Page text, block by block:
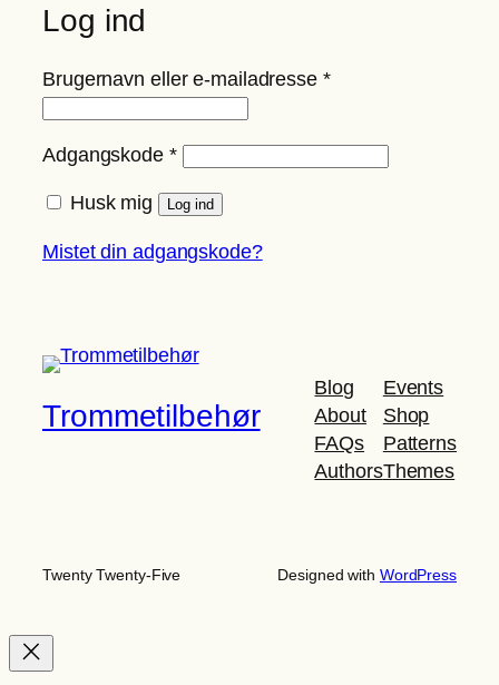
Log ind
Brugernavn eller e-mailadresse *Påkrævet
Adgangskode *Påkrævet
Husk mig Log ind
Mistet din adgangskode?
Trommetilbehør
Blog
About
FAQs
Authors
Events
Shop
Patterns
Themes
Twenty Twenty-Five Designed with WordPress